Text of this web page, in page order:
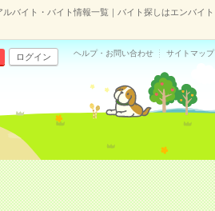
ルバイト・バイト情報一覧｜バイト探しはエンバイト
ログイン ヘルプ・お問い合わせ サイトマップ